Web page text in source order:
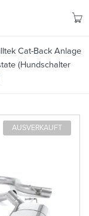
Cat-Back Anlage
(Hundschalter
AUSVERKAUFT